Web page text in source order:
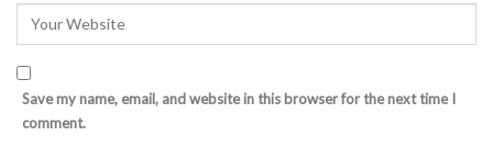
Save my name, email, and website in this browser for the next time I
comment.